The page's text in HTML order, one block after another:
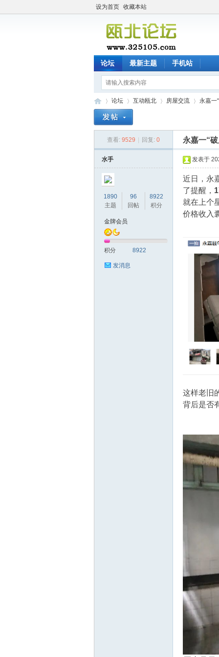
设为首页 收藏本站
论坛 最新主题 手机站
论坛
›
互动瓯北
›
房屋交流
›
永嘉一
查看: 9529 回复: 0 永嘉一“
水手
1890
主题
96
回帖
8922
积分
金牌会员
积分 8922
发消息
发表于
近日，永
了提醒，
就在上个
价格收
这样老旧
背后是否